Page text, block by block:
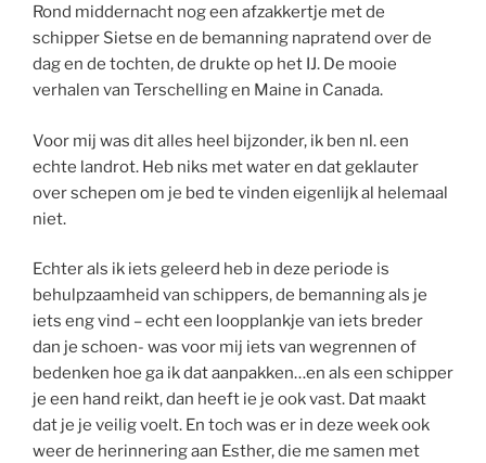
Rond middernacht nog een afzakkertje met de
schipper Sietse en de bemanning napratend over de
dag en de tochten, de drukte op het IJ. De mooie
verhalen van Terschelling en Maine in Canada.
Voor mij was dit alles heel bijzonder, ik ben nl. een
echte landrot. Heb niks met water en dat geklauter
over schepen om je bed te vinden eigenlijk al helemaal
niet.
Echter als ik iets geleerd heb in deze periode is
behulpzaamheid van schippers, de bemanning als je
iets eng vind – echt een loopplankje van iets breder
dan je schoen- was voor mij iets van wegrennen of
bedenken hoe ga ik dat aanpakken…en als een schipper
je een hand reikt, dan heeft ie je ook vast. Dat maakt
dat je je veilig voelt. En toch was er in deze week ook
weer de herinnering aan Esther, die me samen met